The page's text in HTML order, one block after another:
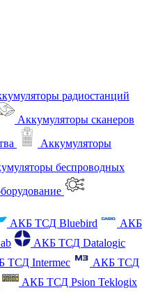
радиостанций
Аккумуляторы сканеров
Аккумуляторы
беспроводных
АКБ ТСД Bluebird
АКБ
АКБ ТСД Datalogic
ТСД Intermec
АКБ ТСД
АКБ ТСД Psion Teklogix